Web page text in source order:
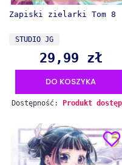
Zapiski zielarki Tom 8
PRODUCENT
STUDIO JG
Cena
29,99 zł
DO KOSZYKA
Dostępność: Produkt